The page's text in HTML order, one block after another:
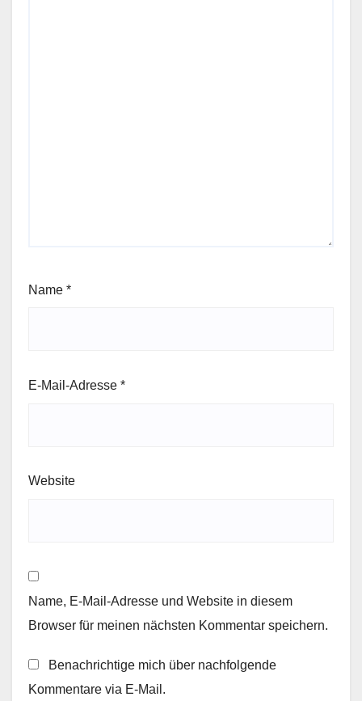
Name *
E-Mail-Adresse *
Website
Name, E-Mail-Adresse und Website in diesem
Browser für meinen nächsten Kommentar speichern.
Benachrichtige mich über nachfolgende
Kommentare via E-Mail.